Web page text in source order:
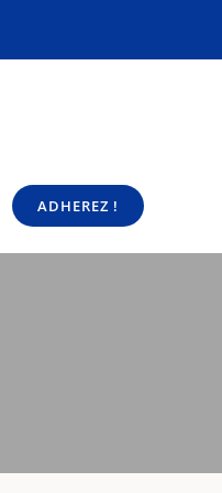
ADHEREZ !